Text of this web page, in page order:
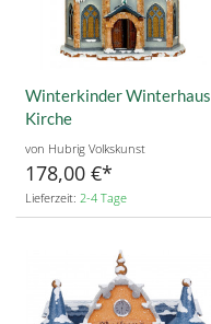
Winterkinder Winterhaus
Kirche
von Hubrig Volkskunst
178,00 €
Lieferzeit: 2-4 Tage